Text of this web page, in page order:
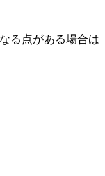
る点がある場合は